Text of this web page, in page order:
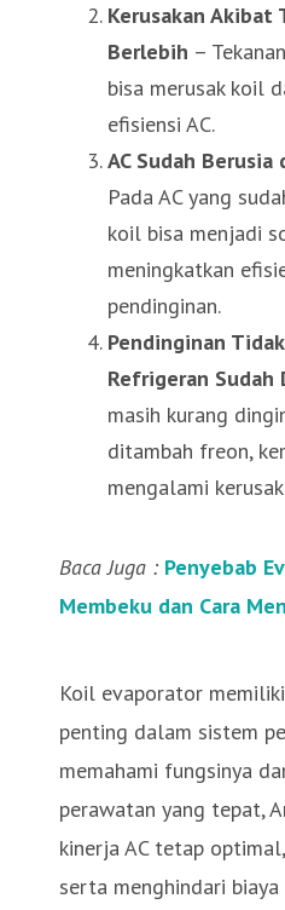
Kerusakan Akibat
Berlebih –
bisa merusak koil
efisiensi AC.
AC Sudah
Pada AC yang
koil bisa menjadi
meningkatkan
pendinginan.
Pendinginan
Refrigeran Sudah
masih kurang
ditambah freon,
mengalami
Baca Juga : Penyebab
Membeku dan Cara
Koil evaporator
penting dalam sistem
memahami fungsinya
perawatan yang tepat,
kinerja AC tetap
serta menghindari biaya